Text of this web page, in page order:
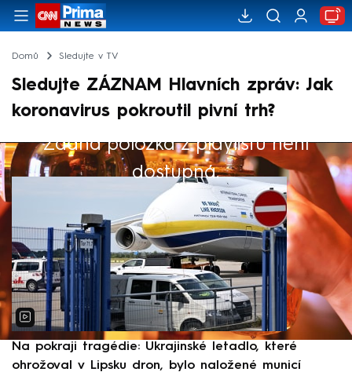
Domů Sledujte v TV
Sledujte ZÁZNAM Hlavních zpráv: Jak
koronavirus pokroutil pivní trh?
Žádná položka z playlistu není
dostupná.
Výběr redakce
Na pokraji tragédie: Ukrajinské letadlo, které
ohrožoval v Lipsku dron, bylo naložené municí